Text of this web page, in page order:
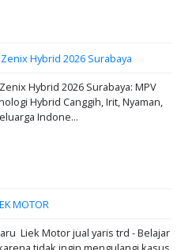
Hybrid 2026 Surabaya
Hybrid 2026 Surabaya: MPV
Hybrid Canggih, Irit, Nyaman,
Indone...
MOTOR
Liek Motor jual yaris trd - Belajar